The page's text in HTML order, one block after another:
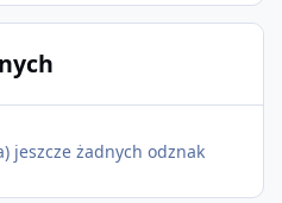
jeszcze żadnych odznak